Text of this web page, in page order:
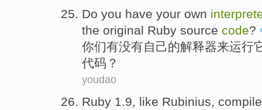
Do you have your own
the original Ruby source code?
你们有没有自己的解释器来运行
代码 ？
youdao
Ruby 1.9, like Rubinius,